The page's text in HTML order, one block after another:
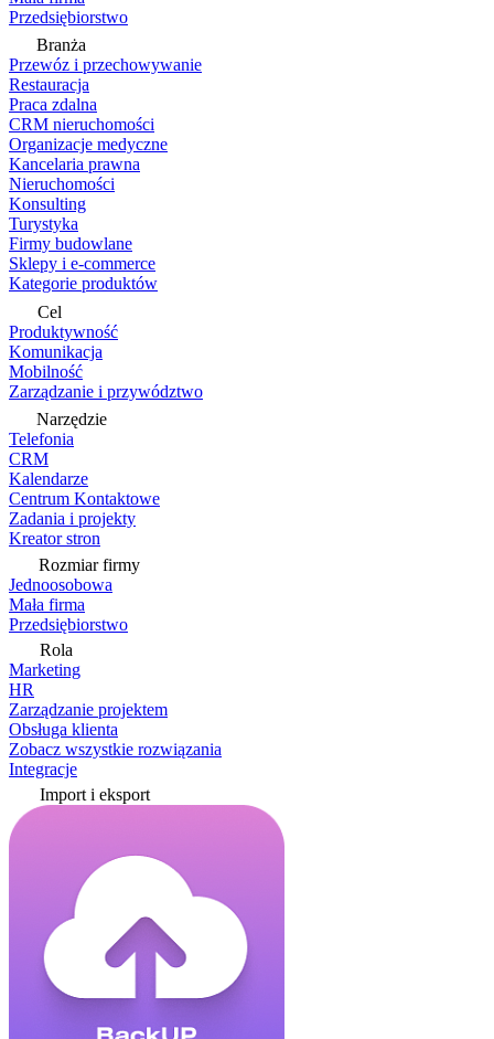
Przedsiębiorstwo
Branża
Przewóz i przechowywanie
Restauracja
Praca zdalna
CRM nieruchomości
Organizacje medyczne
Kancelaria prawna
Nieruchomości
Konsulting
Turystyka
Firmy budowlane
Sklepy i e-commerce
Kategorie produktów
Cel
Produktywność
Komunikacja
Mobilność
Zarządzanie i przywództwo
Narzędzie
Telefonia
CRM
Kalendarze
Centrum Kontaktowe
Zadania i projekty
Kreator stron
Rozmiar firmy
Jednoosobowa
Mała firma
Przedsiębiorstwo
Rola
Marketing
HR
Zarządzanie projektem
Obsługa klienta
Zobacz wszystkie rozwiązania
Integracje
Import i eksport